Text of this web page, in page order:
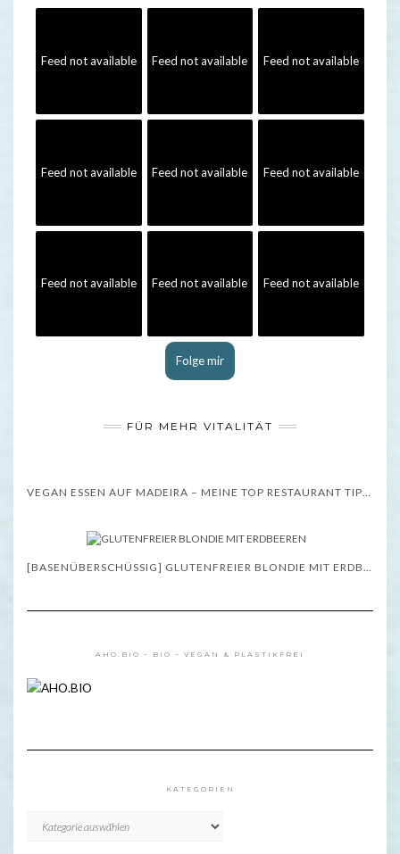
Feed not available Feed not available Feed not available
Feed not available Feed not available Feed not available
Feed not available Feed not available Feed not available
Folge mir
FÜR MEHR VITALITÄT
VEGAN ESSEN AUF MADEIRA – MEINE TOP RESTAURANT TIPPS – WISSENSWERTES
AHO.BIO – BIO – VEGAN & PLASTIKFREI
KATEGORIEN